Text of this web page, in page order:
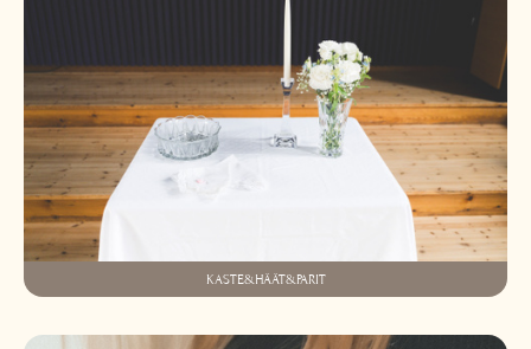
KASTE&HÄÄT&PARIT